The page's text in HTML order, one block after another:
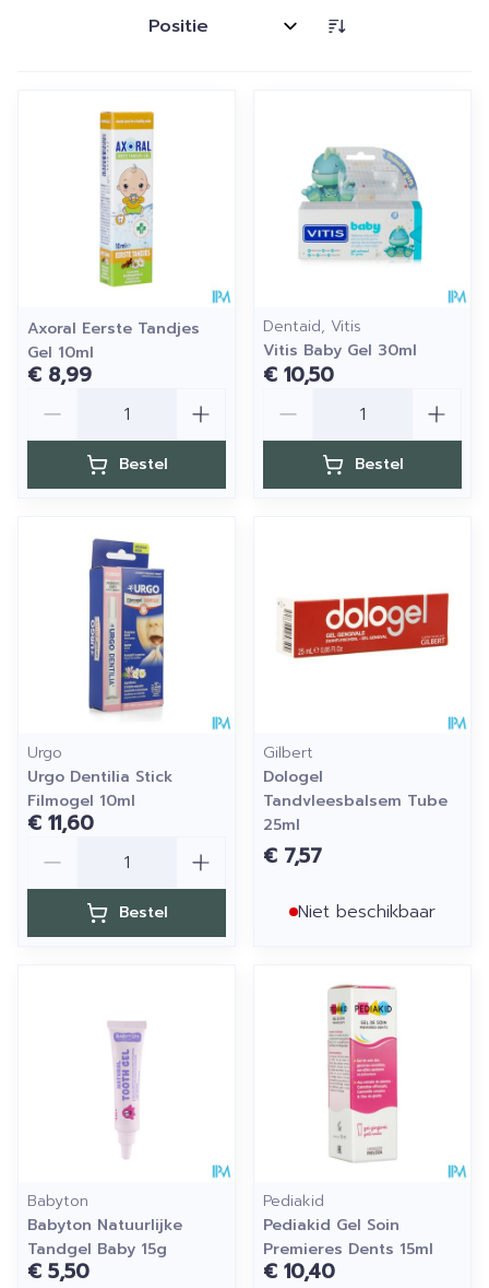
Sorteer op:
Axoral Eerste Tandjes
Gel 10ml
€ 8,99
Bestel
Dentaid, Vitis
Vitis Baby Gel 30ml
€ 10,50
Bestel
Urgo
Urgo Dentilia Stick
Filmogel 10ml
€ 11,60
Bestel
Gilbert
Dologel
Tandvleesbalsem Tube
25ml
€ 7,57
Niet beschikbaar
Babyton
Babyton Natuurlijke
Tandgel Baby 15g
€ 5,50
Pediakid
Pediakid Gel Soin
Premieres Dents 15ml
€ 10,40